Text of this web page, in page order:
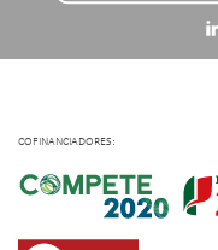
COFINANCIADORES: